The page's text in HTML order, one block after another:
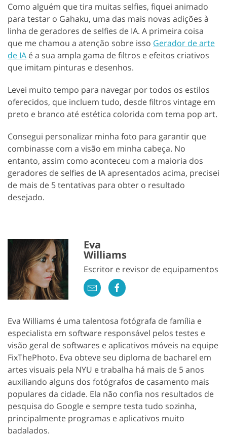
Como alguém que tira muitas selfies, fiquei animado
para testar o Gahaku, uma das mais novas adições à
linha de geradores de selfies de IA. A primeira coisa
que me chamou a atenção sobre isso Gerador de arte
de IA é a sua ampla gama de filtros e efeitos criativos
que imitam pinturas e desenhos.
Levei muito tempo para navegar por todos os estilos
oferecidos, que incluem tudo, desde filtros vintage em
preto e branco até estética colorida com tema pop art.
Consegui personalizar minha foto para garantir que
combinasse com a visão em minha cabeça. No
entanto, assim como aconteceu com a maioria dos
geradores de selfies de IA apresentados acima, precisei
de mais de 5 tentativas para obter o resultado
desejado.
Eva
Williams
Escritor e revisor de equipamentos
Eva Williams é uma talentosa fotógrafa de família e
especialista em software responsável pelos testes e
visão geral de softwares e aplicativos móveis na equipe
FixThePhoto. Eva obteve seu diploma de bacharel em
artes visuais pela NYU e trabalha há mais de 5 anos
auxiliando alguns dos fotógrafos de casamento mais
populares da cidade. Ela não confia nos resultados de
pesquisa do Google e sempre testa tudo sozinha,
principalmente programas e aplicativos muito
badalados.